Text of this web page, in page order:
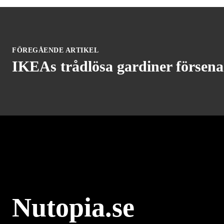
FÖREGÅENDE ARTIKEL
IKEAs trådlösa gardiner
Nutopia.se